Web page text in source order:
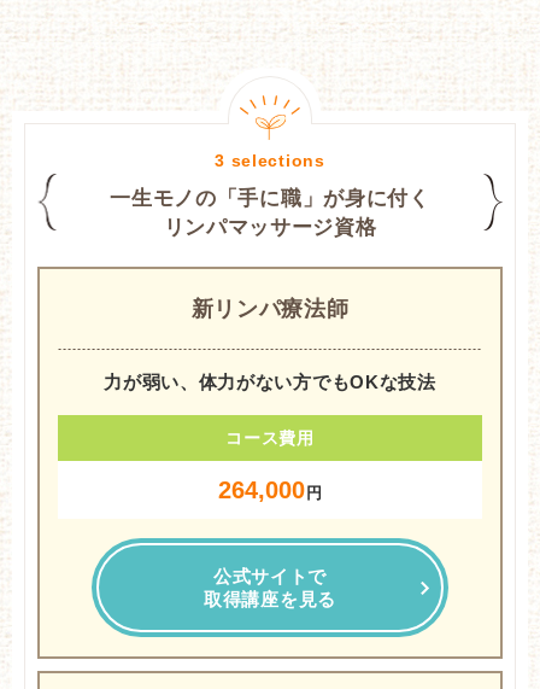
一生モノの「手に職」が身に付く
リンパマッサージ資格
新リンパ療法師
力が弱い、体力がない方でもOKな技法
コース費用
264,000 円
公式サイトで
取得講座を見る